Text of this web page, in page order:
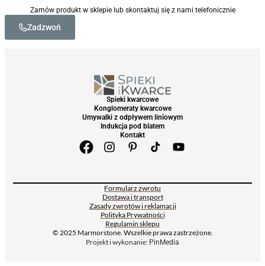
Zamów produkt w sklepie lub skontaktuj się z nami telefonicznie
Zadzwoń
Spieki kwarcowe
Konglomeraty kwarcowe
Umywalki z odpływem liniowym
Indukcja pod blatem
Kontakt
© 2025 Marmorstone. Wszelkie prawa zastrzeżone.
Regulamin sklepu
Polityka Prywatności
Zasady zwrotów i reklamacji
Dostawa i transport
Formularz zwrotu
Projekt i wykonanie: PinMedia